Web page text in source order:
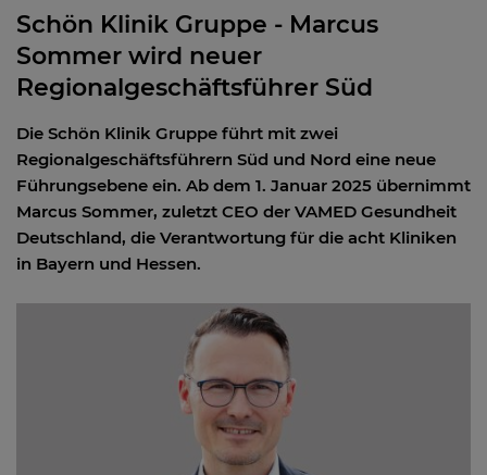
Schön Klinik Gruppe - Marcus
Sommer wird neuer
Regionalgeschäftsführer Süd
Die Schön Klinik Gruppe führt mit zwei
Regionalgeschäftsführern Süd und Nord eine neue
Führungsebene ein. Ab dem 1. Januar 2025 übernimmt
Marcus Sommer, zuletzt CEO der VAMED Gesundheit
Deutschland, die Verantwortung für die acht Kliniken
in Bayern und Hessen.